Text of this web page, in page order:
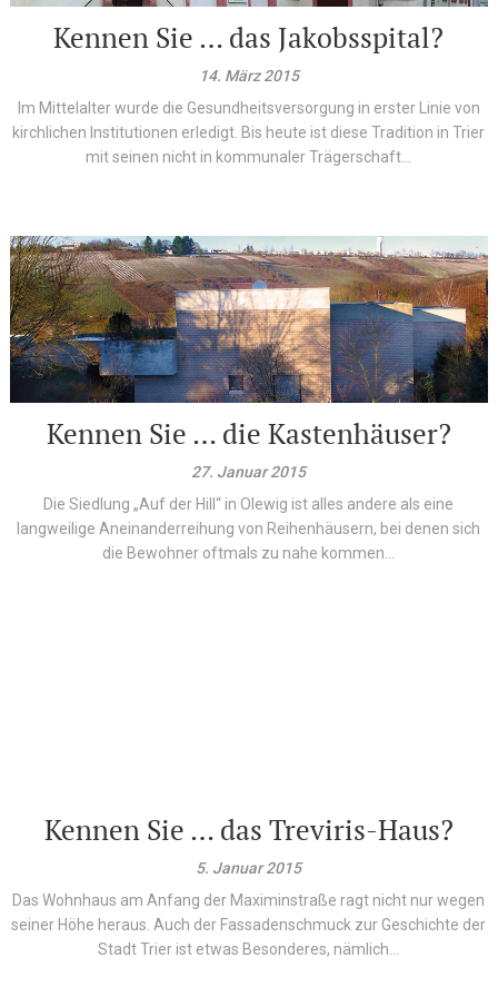
Kennen Sie … das Jakobsspital?
14. März 2015
Im Mittelalter wurde die Gesundheitsversorgung in erster Linie von
kirchlichen Institutionen erledigt. Bis heute ist diese Tradition in Trier
mit seinen nicht in kommunaler Trägerschaft...
Kennen Sie … die Kastenhäuser?
27. Januar 2015
Die Siedlung „Auf der Hill“ in Olewig ist alles andere als eine
langweilige Aneinanderreihung von Reihenhäusern, bei denen sich
die Bewohner oftmals zu nahe kommen...
Kennen Sie … das Treviris-Haus?
5. Januar 2015
Das Wohnhaus am Anfang der Maximinstraße ragt nicht nur wegen
seiner Höhe heraus. Auch der Fassadenschmuck zur Geschichte der
Stadt Trier ist etwas Besonderes, nämlich...